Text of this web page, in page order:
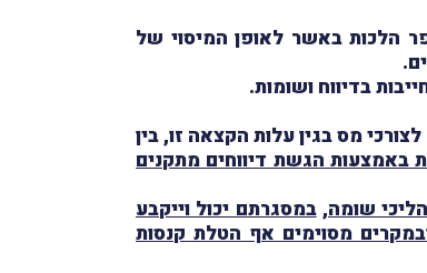
מספר הלכות באשר לאופן המיסוי של
בדיווח ושומות.
מס בגין עלות הקצאה זו, בין
באמצעות הגשת דיווחים מתקנים
שומה,במסגרתם יכול וייקבע
מסוימים אף הטלת קנסות